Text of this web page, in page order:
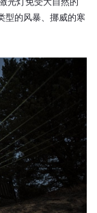
光灯免受大自然的
型的风暴、挪威的寒